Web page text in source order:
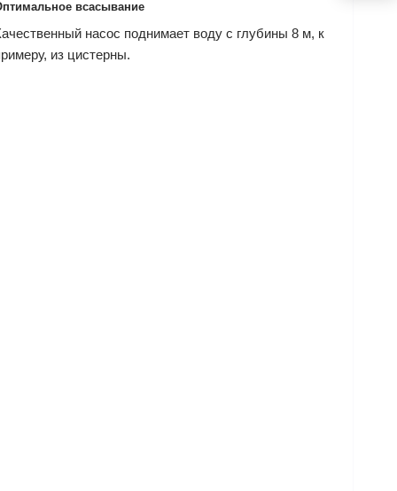
всасывание
насос поднимает воду с глубины 8 м, к
из цистерны.